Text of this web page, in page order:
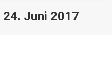
24. Juni 2017